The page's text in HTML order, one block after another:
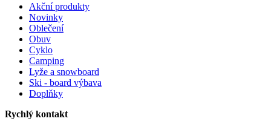
Akční produkty
Novinky
Oblečení
Obuv
Cyklo
Camping
Lyže a snowboard
Ski - board výbava
Doplňky
Rychlý kontakt